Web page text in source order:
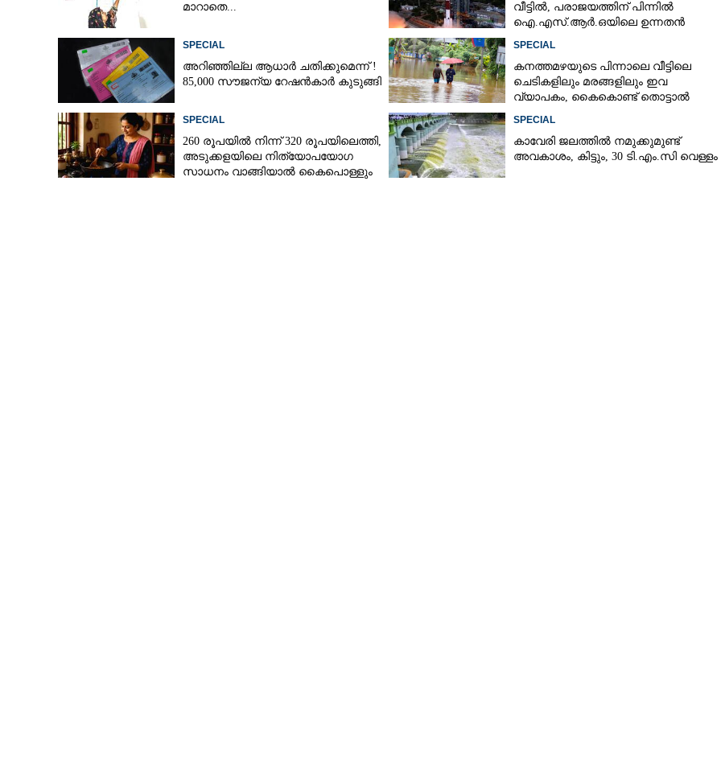
മാറാതെ...
വീട്ടിൽ,​ പരാജയത്തിന് പിന്നിൽ
ഐ.എസ്.ആർ.ഒയിലെ ഉന്നതൻ
SPECIAL
അറിഞ്ഞില്ല ആധാർ ചതിക്കുമെന്ന് !
85,000 സൗജന്യ റേഷൻകാർ കുടുങ്ങി
SPECIAL
കനത്തമഴയുടെ പിന്നാലെ വീട്ടിലെ
ചെടികളിലും മരങ്ങളിലും ഇവ
വ്യാപകം, കൈകൊണ്ട് തൊട്ടാൽ
SPECIAL
260 രൂപയിൽ നിന്ന് 320 രൂപയിലെത്തി,
അടുക്കളയിലെ നിത്യോപയോഗ
സാധനം വാങ്ങിയാൽ കൈപൊള്ളും
SPECIAL
കാവേരി ജലത്തിൽ നമുക്കുമുണ്ട്
അവകാശം, കിട്ടും, 30 ടി.എം.സി വെള്ളം
വഴിയോരങ്ങളിൽ നിന്ന് പഴങ്ങളോ
പച്ചക്കറികളോ വാങ്ങാറുണ്ടോ,​ ആദ്യം
ചെയ്യേണ്ടത് ഇക്കാര്യം
Copy Link